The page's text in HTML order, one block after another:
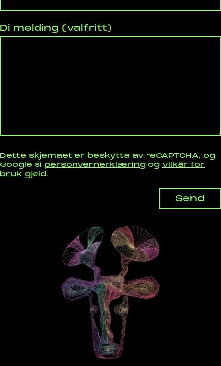
Di melding (valfritt)
Dette skjemaet er beskytta av reCAPTCHA, og
Google si personvernerklæring og vilkår for
bruk gjeld.